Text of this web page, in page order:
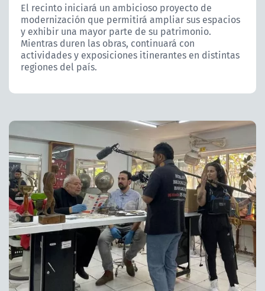
CANAL DE DENUNCIAS
ÁREA DE PROYECTOS
El recinto iniciará un ambicioso proyecto de
modernización que permitirá ampliar sus espacios
y exhibir una mayor parte de su patrimonio.
Mientras duren las obras, continuará con
actividades y exposiciones itinerantes en distintas
regiones del país.